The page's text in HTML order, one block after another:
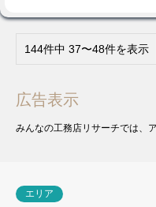
144件中 37〜48件を表示
広告表示
みんなの工務店リサーチでは、
エリア